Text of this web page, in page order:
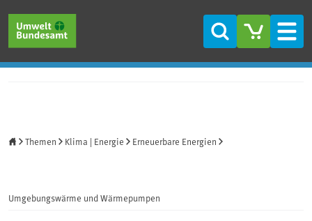
Suche
Themen Klima | Energie Erneuerbare Energien
Umgebungswärme und Wärmepumpen